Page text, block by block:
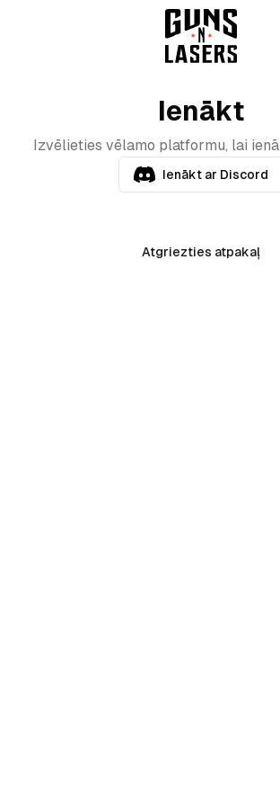
Ienākt
Izvēlieties vēlamo platformu, lai
Ienākt ar Discord
Atgriezties atpakaļ